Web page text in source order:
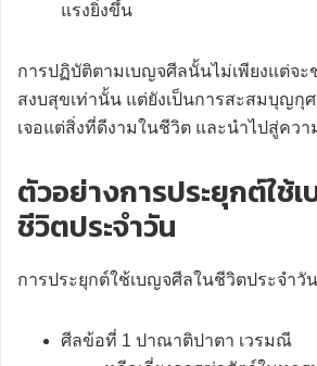
แรงยิ่งขึ้น
การปฏิบัติตามเบญจศีลนั้นไม่เพียงแต่จะ
สงบสุขเท่านั้น แต่ยังเป็นการสะสมบุญกุศ
เจอแต่สิ่งที่ดีงามในชีวิต และนำไปสู่คว
ตัวอย่างการประยุกต์ใช้
ชีวิตประจำวัน
การประยุกต์ใช้เบญจศีลในชีวิตประจำวั
ศีลข้อที่ 1 ปาณาติปาตา เวรมณี